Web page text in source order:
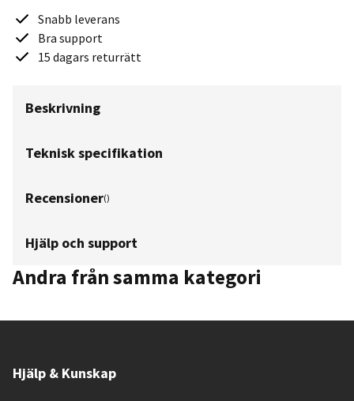
Snabb leverans
Bra support
15 dagars returrätt
Beskrivning
Teknisk specifikation
Recensioner()
Hjälp och support
Andra från samma kategori
Hjälp & Kunskap